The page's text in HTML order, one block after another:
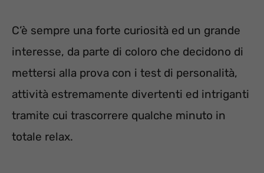
C’è sempre una forte curiosità ed un grande
interesse, da parte di coloro che decidono di
mettersi alla prova con i test di personalità,
attività estremamente divertenti ed intriganti
tramite cui trascorrere qualche minuto in
totale relax.